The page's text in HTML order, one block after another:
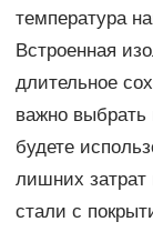
температура
Встроенная
длительное
важно
будете
лишних затрат
стали с